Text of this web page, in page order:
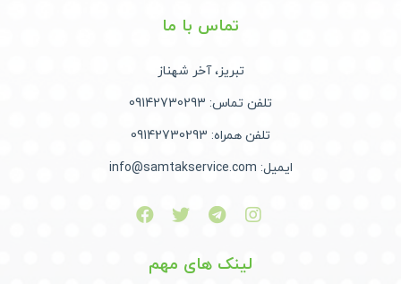
تماس با ما
تبریز، آخر شهناز
تلفن تماس: 09142730293
تلفن همراه: 09142730293
ایمیل: info@samtakservice.com
لینک های مهم